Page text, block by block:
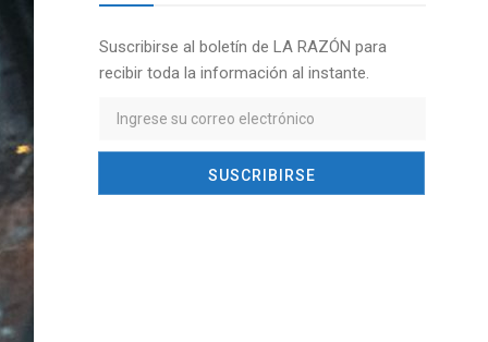
Suscribirse al boletín de LA RAZÓN para
recibir toda la información al instante.